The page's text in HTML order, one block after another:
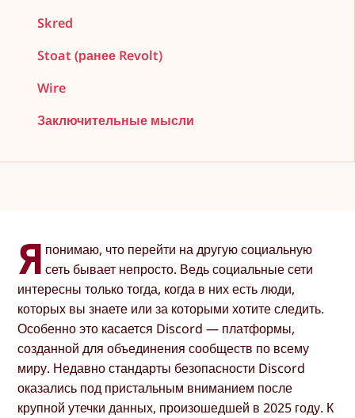
Skred
Stoat (ранее Revolt)
Wire
Заключительные мысли
Я понимаю, что перейти на другую социальную
сеть бывает непросто. Ведь социальные сети
интересны только тогда, когда в них есть люди,
которых вы знаете или за которыми хотите следить.
Особенно это касается Discord — платформы,
созданной для объединения сообществ по всему
миру. Недавно стандарты безопасности Discord
оказались под пристальным вниманием после
крупной утечки данных, произошедшей в 2025 году. К